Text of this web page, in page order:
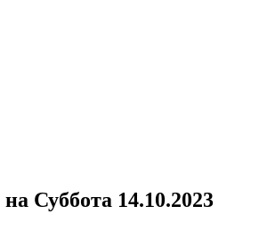
на Суббота 14.10.2023